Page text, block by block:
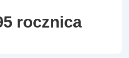
rocznica